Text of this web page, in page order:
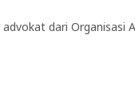
dari Organisasi